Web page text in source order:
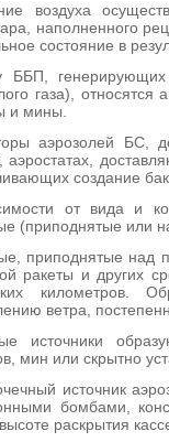
воздуха
напол­ненного
состояние в
ББП, генерирующих
газа),
и мины.
аэрозолей БС,
аэроста­тах,
создание
от вида и
(при­поднятые или
приподнятые над
ра­кеты и других
километров.
ветра,
источники
мин или скрытно
источник
бомбами,
раскрытия